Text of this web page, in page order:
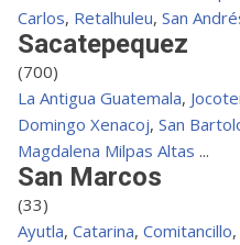
Carlos, Retalhuleu,San
Sacatepequez
(700)
La Antigua Guatemala,
Domingo Xenacoj,San
Magdalena Milpas Altas ...
San Marcos
(33)
Ayutla,Catarina,Comitancillo